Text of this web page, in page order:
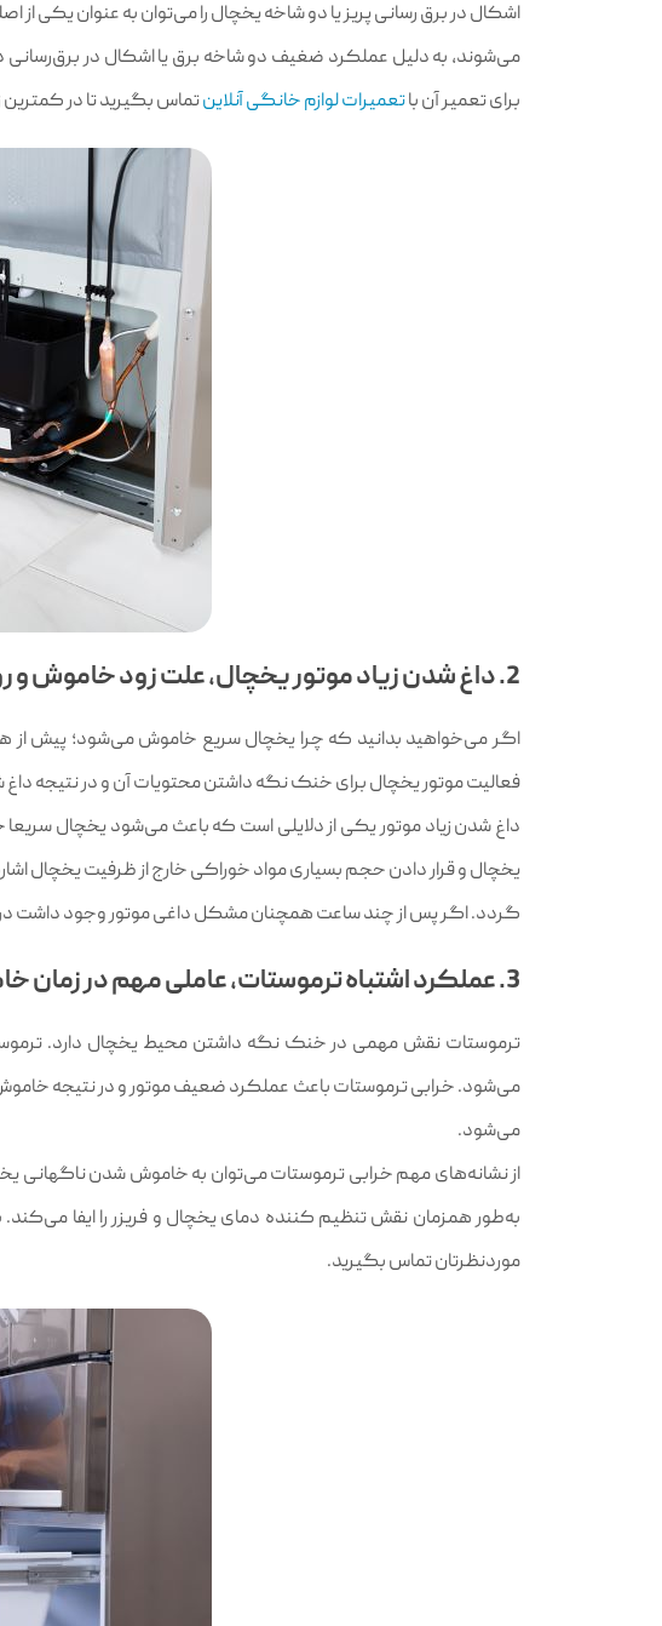
اشکال در برق رسانی پریز یا دو شاخه یخچال را می‌توان به عنوان
می‌شوند، به دلیل عملکرد ضغیف دو شاخه برق یا اشکال در
برای تعمیر آن باتعمیرات لوازم خانگی آنلاینتماس بگیرید تا در
2. داغ شدن زیاد موتور یخچال، علت زود خاموش و روشن شدن یخچال
اگر می‌خواهید بدانید که چرا یخچال سریع خاموش می‌شود؛ پیش از
فعالیت موتور یخچال برای خنک نگه داشتن محتویات آن و در نتیجه
داغ شدن زیاد موتور یکی از دلایلی است که باعث می‌شود یخچال
یخچال و قرار دادن حجم بسیاری مواد خوراکی خارج از ظرفیت یخچال
گردد. اگر پس از چند ساعت همچنان مشکل داغی موتور وجود داشت در
3. عملکرد اشتباه ترموستات، عاملی مهم در زمان خاموش و روشن شدن یخچال
ترموستات نقش مهمی در خنک نگه داشتن محیط یخچال دارد.
می‌شود. خرابی ترموستات باعث عملکرد ضعیف موتور و در نتیجه
می‌شود.
از نشانه‌های مهم خرابی ترموستات می‌توان به خاموش شدن ناگهانی
به‌طور همزمان نقش تنظیم کننده دمای یخچال و فریزر را ایفا
موردنظرتان تماس بگیرید.